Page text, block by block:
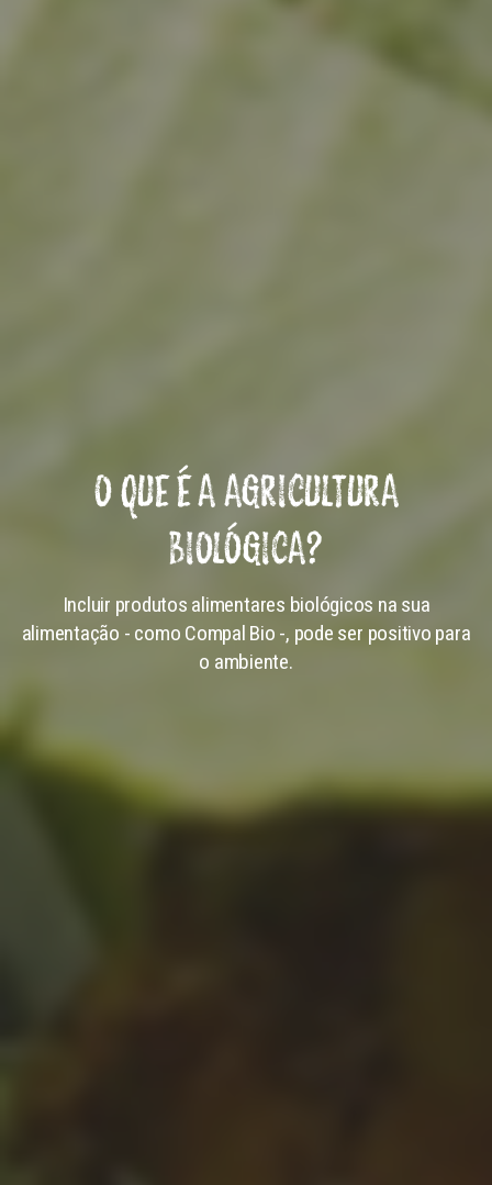
O QUE É A AGRICULTURA
BIOLÓGICA?
Incluir produtos alimentares biológicos na sua
alimentação - como Compal Bio -, pode ser positivo para
o ambiente.